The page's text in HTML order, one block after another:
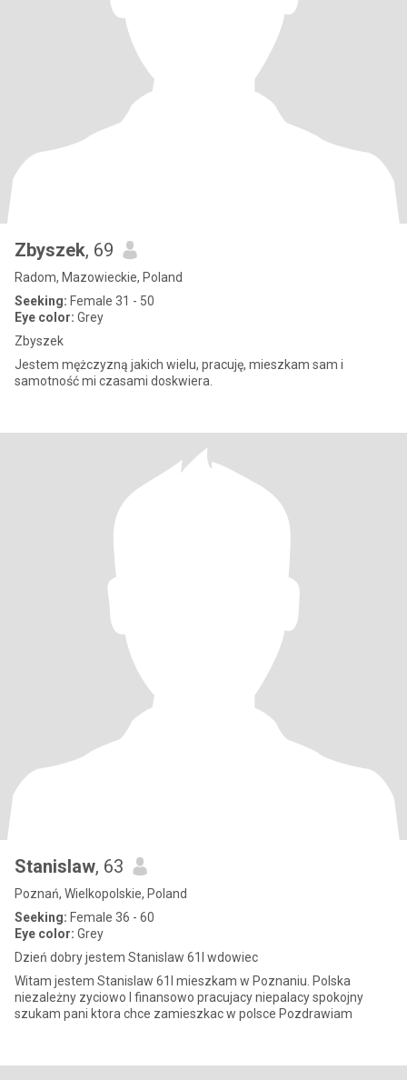
Zbyszek, 69
Radom, Mazowieckie, Poland
Seeking: Female 31 - 50
Eye color: Grey
Zbyszek
Jestem mężczyzną jakich wielu, pracuję, mieszkam sam i
samotność mi czasami doskwiera.
Stanislaw, 63
Poznań, Wielkopolskie, Poland
Seeking: Female 36 - 60
Eye color: Grey
Dzień dobry jestem Stanislaw 61l wdowiec
Witam jestem Stanislaw 61l mieszkam w Poznaniu. Polska
niezależny zyciowo I finansowo pracujacy niepalacy spokojny
szukam pani ktora chce zamieszkac w polsce Pozdrawiam